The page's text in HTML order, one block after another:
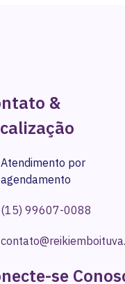
&
Atendimento por
agendamento
(15) 99607-0088
se